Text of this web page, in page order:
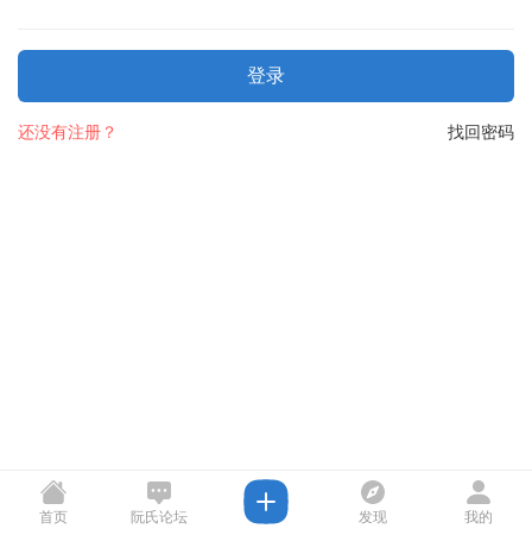
登录
找回密码
还没有注册？
首页 阮氏论坛 发现 我的